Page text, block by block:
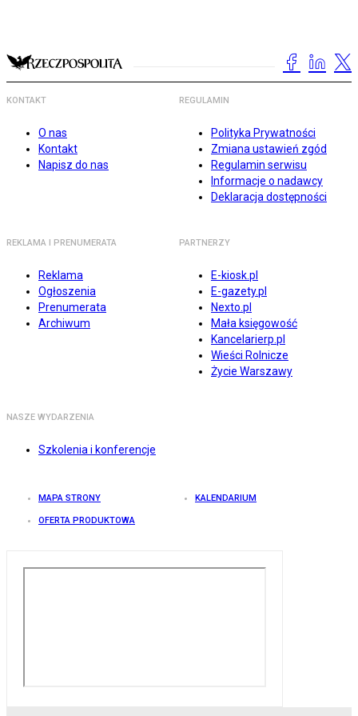
KONTAKT
O nas
Kontakt
Napisz do nas
REGULAMIN
Polityka Prywatności
Zmiana ustawień zgód
Regulamin serwisu
Informacje o nadawcy
Deklaracja dostępności
REKLAMA I PRENUMERATA
Reklama
Ogłoszenia
Prenumerata
Archiwum
PARTNERZY
E-kiosk.pl
E-gazety.pl
Nexto.pl
Mała księgowość
Kancelarierp.pl
Wieści Rolnicze
Życie Warszawy
NASZE WYDARZENIA
Szkolenia i konferencje
MAPA STRONY KALENDARIUM
OFERTA PRODUKTOWA